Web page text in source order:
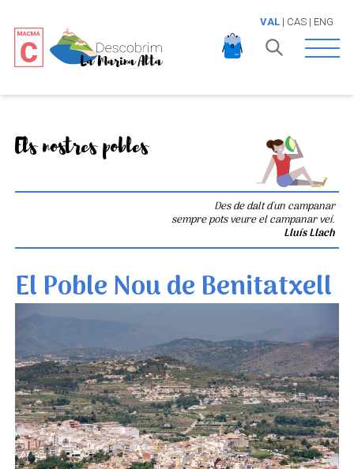
VAL| CAS| ENG
Open
Els nostres pobles
Des de dalt d'un campanar
sempre pots veure el campanar veí.
Lluís Llach
El Poble Nou de Benitatxell